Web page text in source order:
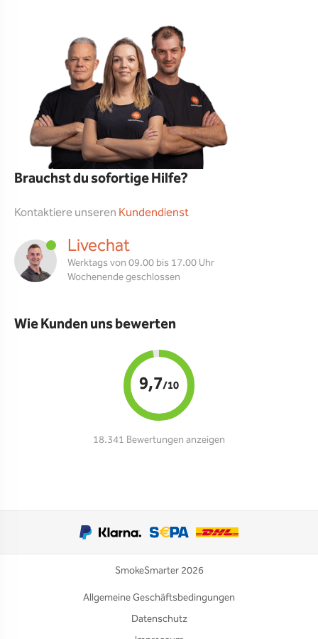
Brauchst du sofortige Hilfe?
Kontaktiere unseren Kundendienst
Livechat
Werktags von 09.00 bis 17.00 Uhr
Wochenende geschlossen
Wie Kunden uns bewerten
9,7/10
18.341 Bewertungen anzeigen
SmokeSmarter 2026
Allgemeine Geschäftsbedingungen
Datenschutz